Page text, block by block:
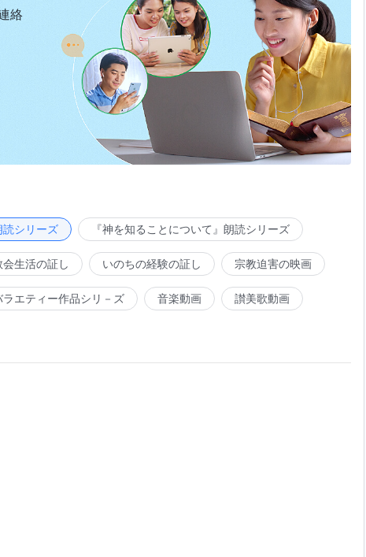
をたわごとだと思って、少しも用心しようとしない。過去
う一度忘れて寛容にするのを待っているのか。人間はわた
身の丈はあまりに低いのだから、わたしは大きなことを要求
。まことに、この一つの条件を守ることは、あなたがたの
がさらに奥義を明かすのを見て楽しもうと、待っている。し
知識をどうするつもりなのか。それでわたしへの愛が増すの
。わたしは人間を過小評価しないし、人間についての判断を
頭に王冠がわりのラベルをつけない。過去を振り返りなさ
か。わたしがあなたがたを過小評価したことがあるだろう
うか。わたしの話した言葉が、あなたがたの心の糸に深く
、わたしに底なしの淵に突き落とされることを深く恐れ、
誰がわたしのことばの内にある試練に耐えないだろう。わ
裁くためのものではない。人間の置かれた状況を考慮し、
のだ。実際のところ、わたしのことばの内に、わたしの全
たしのことばを形作る純金を受けることのできる者が、誰
か。誰か、それをいつくしんだことがあるだろうか。
絡
読シリーズ 『神を知ることについて』朗読シリーズ
会生活の証し いのちの経験の証し 宗教迫害の映画
エティー作品シリ－ズ 音楽動画 讃美歌動画